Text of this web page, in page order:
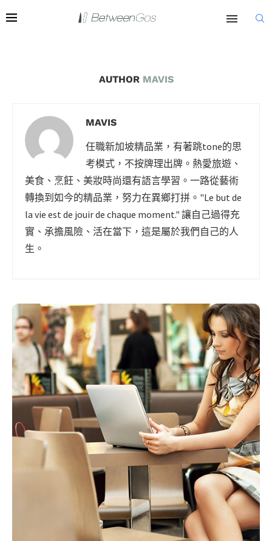
AUTHOR MAVIS
MAVIS
任職新加坡精品業，有著跳tone的思
考模式，不按牌理出牌。熱愛旅遊、
美食、烹飪、美妝時尚還有語言學習。一路從藝術
轉換到如今的精品業，努力在異鄉打拼。"Le but de
la vie est de jouir de chaque moment." 讓自己過得充
實、承擔風險、活在當下，這是屬於我們自己的人
生。